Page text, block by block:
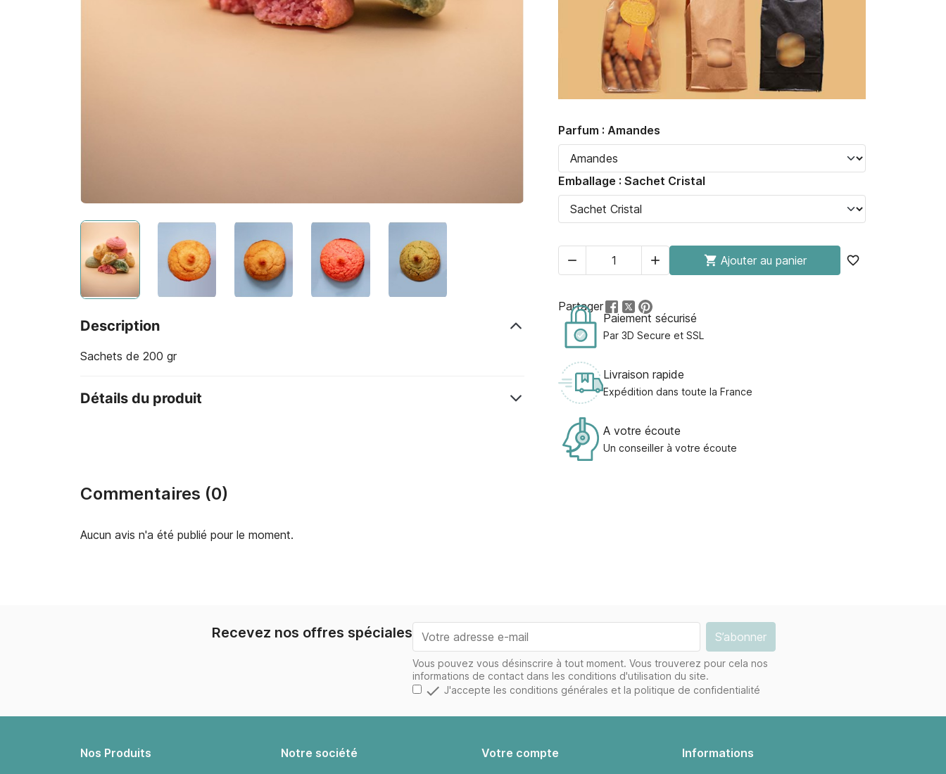
Parfum : Amandes
Emballage : Sachet Cristal
   Ajouter au panier favorite_border
Partager
Description
Sachets de 200 gr
Détails du produit
Paiement sécurisé
Par 3D Secure et SSL
Livraison rapide
Expédition dans toute la France
A votre écoute
Un conseiller à votre écoute
Commentaires (0)
Aucun avis n'a été publié pour le moment.
Recevez nos offres spéciales
Vous pouvez vous désinscrire à tout moment. Vous trouverez pour cela nos
informations de contact dans les conditions d'utilisation du site.
 J'accepte les conditions générales et la politique de confidentialité
Nos Produits Notre société Votre compte Informations